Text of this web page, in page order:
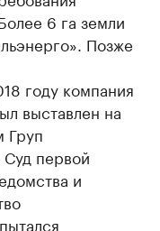
6 га земли
Позже
году компания
выставлен на
Груп
первой
и